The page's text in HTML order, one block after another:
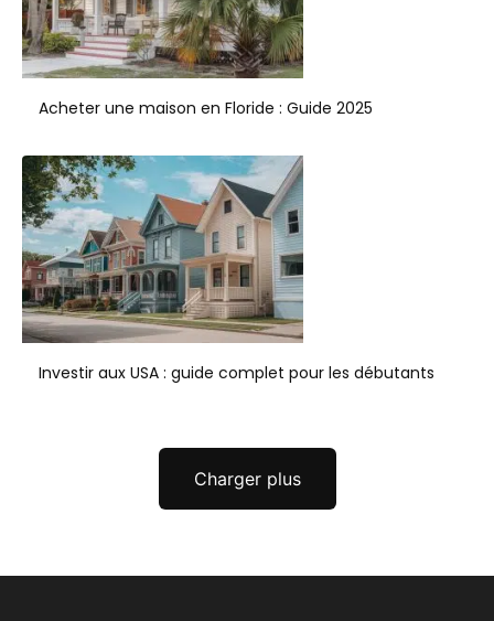
Acheter une maison en Floride : Guide 2025
Investir aux USA : guide complet pour les débutants
Charger plus